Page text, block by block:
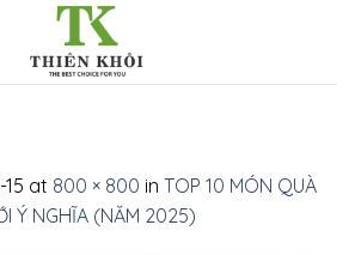
at 800 × 800 in TOP 10 MÓN QUÀ
Ý NGHĨA (NĂM 2025)